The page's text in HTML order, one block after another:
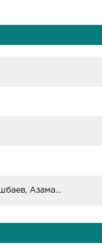
Жандос Омаров, Қайсар Көкішов, Құрмаш Қуанышбаев, Азамат Алмереков - Tarazdyń arýlary